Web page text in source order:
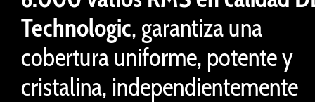
Technologic, garantiza una
cobertura uniforme, potente y
cristalina, independientemente